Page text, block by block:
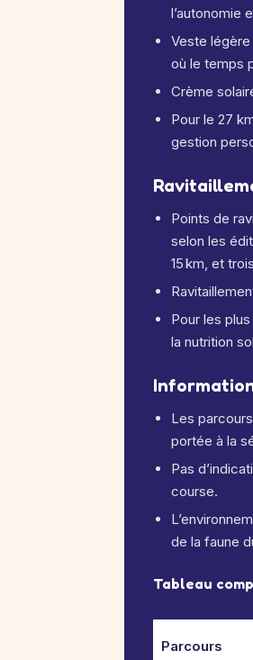
l’autonomie
Veste
où le temps
Crème
Pour le 27
gestion
Points de
selon les
15 km, et
Pour les
la nutrition
Les
portée à la
Pas
course.
de la faune
Tableau
Parcours